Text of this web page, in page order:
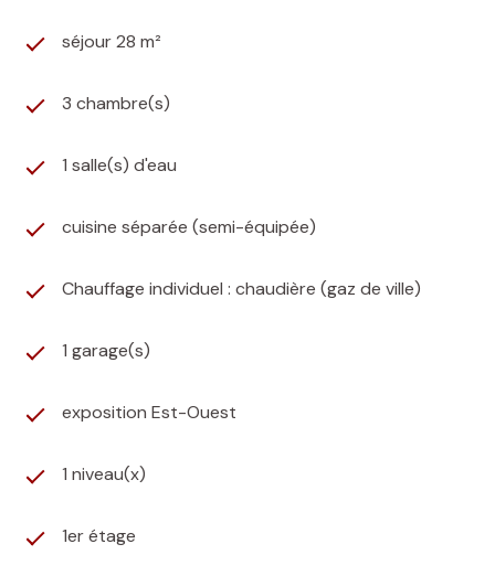
séjour 28 m²
3 chambre(s)
1 salle(s) d'eau
cuisine séparée (semi-équipée)
Chauffage individuel : chaudière (gaz de ville)
1 garage(s)
exposition Est-Ouest
1 niveau(x)
1er étage